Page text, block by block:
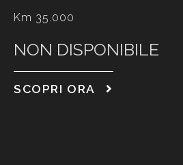
Km 35.000
NON DISPONIBILE
SCOPRI ORA